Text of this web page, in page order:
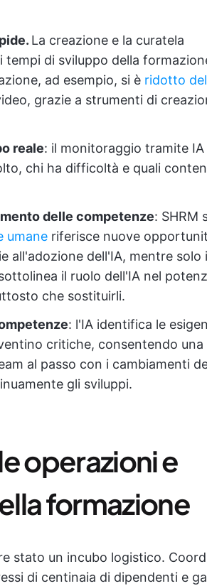
La creazione e la curatela
di sviluppo della
ad esempio, si è ridotto del
grazie a strumenti di
reale: il monitoraggio tramite
chi ha difficoltà e quali
delle competenze: SHRM
umane riferisce nuove
all'adozione dell'IA, mentre solo
il ruolo dell'IA nel
che sostituirli.
: l'IA identifica le
critiche, consentendo una
al passo con i cambiamenti
gli sviluppi.
operazioni e
formazione
stato un incubo logistico.
di centinaia di dipendenti e